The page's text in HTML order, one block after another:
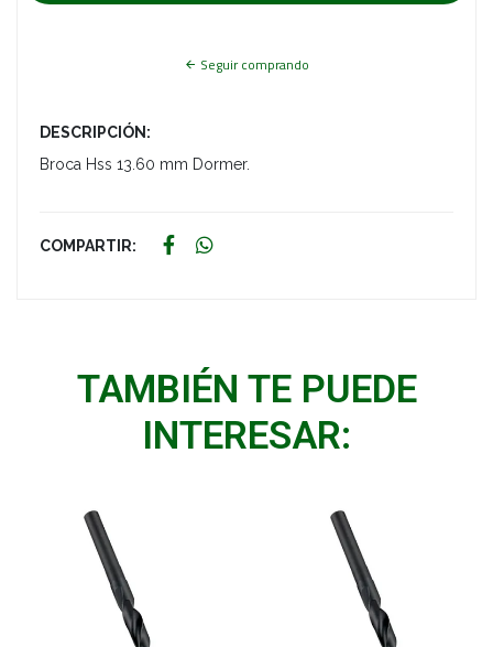
Seguir comprando
DESCRIPCIÓN:
Broca Hss 13.60 mm Dormer.
COMPARTIR:
TAMBIÉN TE PUEDE
INTERESAR: